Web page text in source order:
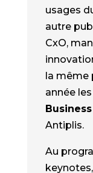
usages
autre
CxO,
la même
année les
Antiplis.
Au